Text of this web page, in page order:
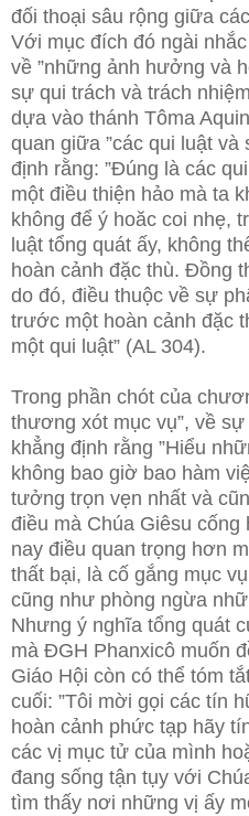
đối thoại sâu rộng giữa
Với mục đích đó ngài
về ”những ảnh hưởng và
sự qui trách và trách
dựa vào thánh Tôma
quan giữa ”các qui luật và
định rằng: ”Đúng là các
một điều thiện hảo mà ta
không để ý hoăc coi nhẹ,
luật tổng quát ấy, không
hoàn cảnh đặc thù. Đồng
do đó, điều thuộc về sự
trước một hoàn cảnh đặc
một qui luật” (AL 304).
Trong phần chót của
thương xót mục vụ”, về
khẳng định rằng ”Hiểu
không bao giờ bao hàm
tưởng trọn vẹn nhất và
điều mà Chúa Giêsu
nay điều quan trọng hơn
thất bại, là cố gắng mục
cũng như phòng ngừa
Nhưng ý nghĩa tổng quát
mà ĐGH Phanxicô muốn
Giáo Hội còn có thể tóm
cuối: ”Tôi mời gọi các tín
hoàn cảnh phức tạp hãy
các vị mục tử của mình
đang sống tận tụy với
tìm thấy nơi những vị ấy